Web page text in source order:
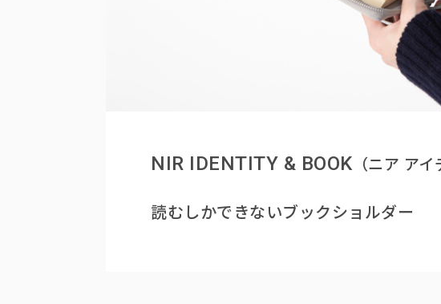
NIR IDENTITY & BOOK （ニア ア
読むしかできないブックショルダー